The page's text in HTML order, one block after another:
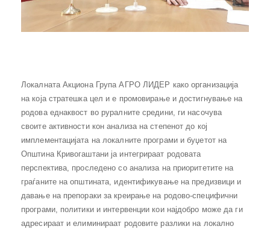
Локалната Акциона Група АГРО ЛИДЕР како организација
на која стратешка цел и е промовирање и достигнување на
родова еднаквост во руралните средини, ги насочува
своите активности кон анализа на степенот до кој
имплементацијата на локалните програми и буџетот на
Општина Кривогаштани ја интегрираат родовата
перспектива, проследено со анализа на приоритетите на
граѓаните на општината, идентификување на предизвици и
давање на препораки за креирање на родово-специфични
програми, политики и интервенции кои најдобро може да ги
адресираат и елиминираат родовите разлики на локално